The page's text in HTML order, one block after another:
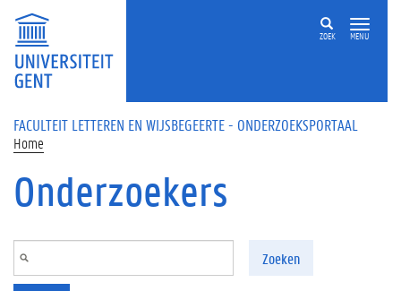
Overslaan en naar de inhoud gaan
ZOEK MENU
FACULTEIT LETTEREN EN WIJSBEGEERTE - ONDERZOEKSPORTAAL
Home
Onderzoekers
Zoeken